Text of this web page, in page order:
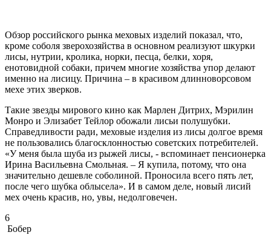
Обзор российского рынка меховых изделий показал, что,
кроме соболя зверохозяйства в основном реализуют шкурки
лисы, нутрии, кролика, норки, песца, белки, хоря,
енотовидной собаки, причем многие хозяйства упор делают
именно на лисицу. Причина – в красивом длинноворсовом
мехе этих зверков.
Такие звезды мирового кино как Марлен Дитрих, Мэрилин
Монро и Элизабет Тейлор обожали лисьи полушубки.
Справедливости ради, меховые изделия из лисы долгое время
не пользовались благосклонностью советских потребителей.
«У меня была шуба из рыжей лисы, - вспоминает пенсионерка
Ирина Васильевна Смольная. – Я купила, потому, что она
значительно дешевле соболиной. Проносила всего пять лет,
после чего шубка облысела». И в самом деле, новый лисий
мех очень красив, но, увы, недолговечен.
6
Бобер